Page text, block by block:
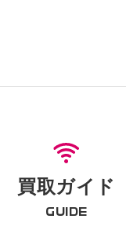
買取ガイド
GUIDE